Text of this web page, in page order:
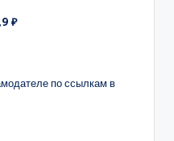
₽
по ссылкам в